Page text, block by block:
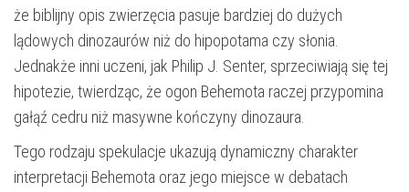
że biblijny opis zwierzęcia pasuje bardziej do dużych
lądowych dinozaurów niż do hipopotama czy słonia.
Jednakże inni uczeni, jak Philip J. Senter, sprzeciwiają się tej
hipotezie, twierdząc, że ogon Behemota raczej przypomina
gałąź cedru niż masywne kończyny dinozaura.
Tego rodzaju spekulacje ukazują dynamiczny charakter
interpretacji Behemota oraz jego miejsce w debatach